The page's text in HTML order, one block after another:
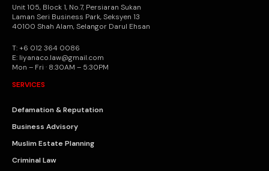
Unit 105, Block 1, No.7, Persiaran Sukan
Laman Seri Business Park, Seksyen 13
40100 Shah Alam, Selangor Darul Ehsan
T: +6 012 364 0086
E: liyanaco.law@gmail.com
Mon – Fri · 8:30AM – 5:30PM
SERVICES
Defamation & Reputation
Business Advisory
Muslim Estate Planning
Criminal Law